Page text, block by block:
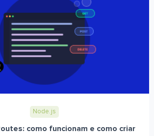
Node.js
como funcionam e como criar